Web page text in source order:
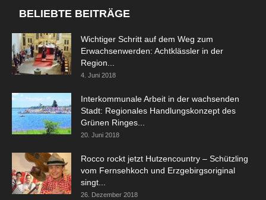
BELIEBTE BEITRÄGE
Wichtiger Schritt auf dem Weg zum
Erwachsenwerden: Achtklässler in der
Region...
4. Juni 2018
Interkommunale Arbeit in der wachsenden
Stadt: Regionales Handlungskonzept des
Grünen Ringes...
20. Juni 2018
Rocco rockt jetzt Hutzencountry – Schützling
vom Fernsehkoch und Erzgebirgsoriginal
singt...
26. Dezember 2018